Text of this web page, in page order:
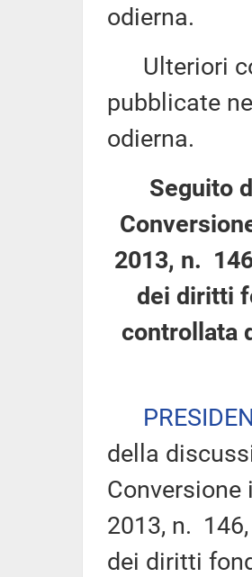
odierna.
Ulteriori
pubblicate
odierna.
Seguito
2013, n.
dei diritti
controllata
della
Conversione
2013, n.
dei diritti